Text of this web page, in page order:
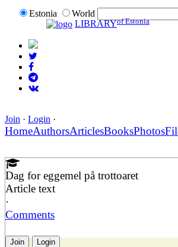
Estonia
World
LIBRARYof Estonia
Join · Login ·
HomeAuthorsArticlesBooksPhotos
Dag for eggemel på trottoaret
Article text
·
Comments
Join Login